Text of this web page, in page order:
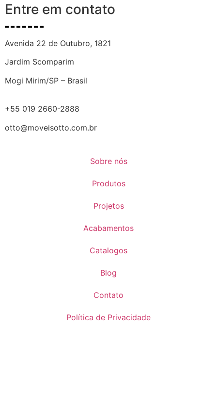
Entre em contato
Avenida 22 de Outubro, 1821
Jardim Scomparim
Mogi Mirim/SP – Brasil
+55 019 2660-2888
otto@moveisotto.com.br
Sobre nós
Produtos
Projetos
Acabamentos
Catalogos
Blog
Contato
Política de Privacidade